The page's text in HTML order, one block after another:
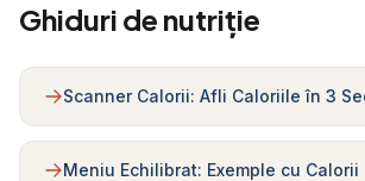
Ghiduri de nutriție
Scanner Calorii: Afli Caloriile în 3
Meniu Echilibrat: Exemple cu Calorii